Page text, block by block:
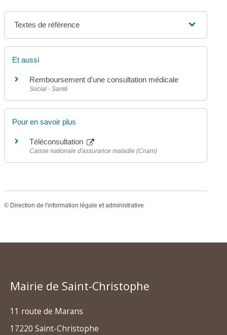
Textes de référence
Et aussi
Remboursement d'une consultation médicale
Social - Santé
Pour en savoir plus
Téléconsultation
Caisse nationale d'assurance maladie (Cnam)
© Direction de l'information légale et administrative
Mairie de Saint-Christophe
11 route de Marans
17220 Saint-Christophe